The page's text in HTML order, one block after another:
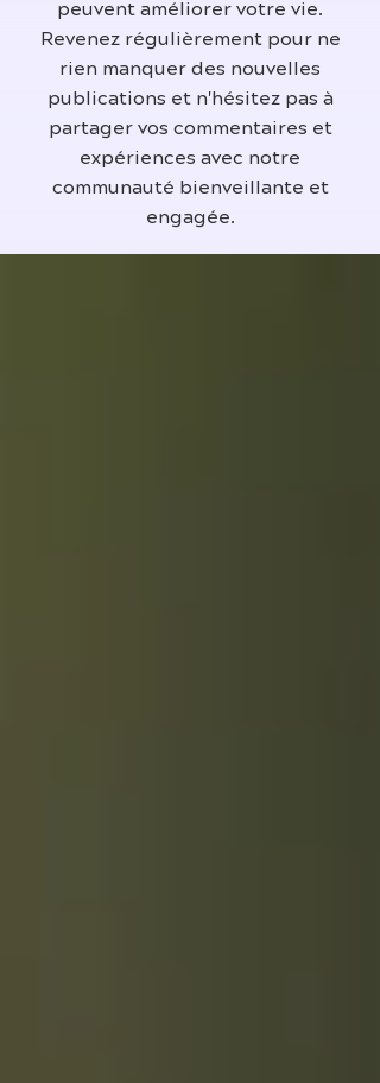
peuvent améliorer votre vie.
Revenez régulièrement pour ne
rien manquer des nouvelles
publications et n'hésitez pas à
partager vos commentaires et
expériences avec notre
communauté bienveillante et
engagée.